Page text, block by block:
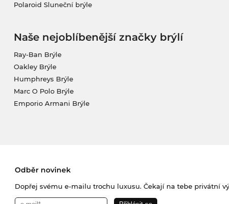
Polaroid Sluneční brýle
Naše nejoblíbenější značky brýlí
Ray-Ban Brýle
Oakley Brýle
Humphreys Brýle
Marc O Polo Brýle
Emporio Armani Brýle
Odběr novinek
Dopřej svému e-mailu trochu luxusu. Čekají na tebe privátní